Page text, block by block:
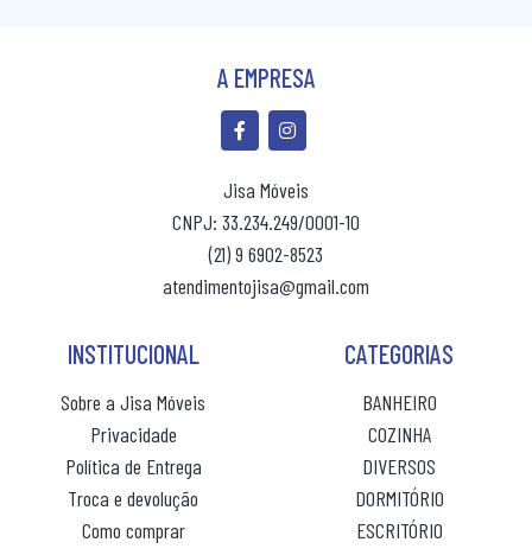
ROUPEIRO PORTA COMUM
ROUPEIRO PORTA CORRER
ROUPEIRO SOLTEIRO
ROUPEIRO SOLTEIRO PORTA COMUM
A EMPRESA
Jisa Móveis
CNPJ: 33.234.249/0001-10
(21) 9 6902-8523
atendimentojisa@gmail.com
INSTITUCIONAL
Sobre a Jisa Móveis
Privacidade
Política de Entrega
Troca e devolução
Como comprar
CATEGORIAS
BANHEIRO
COZINHA
DIVERSOS
DORMITÓRIO
ESCRITÓRIO